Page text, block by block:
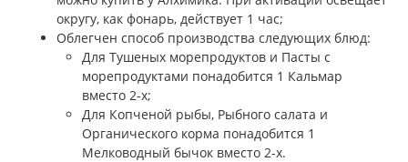
округу, как фонарь, действует 1 час;
Облегчен способ производства следующих блюд:
Для Тушеных морепродуктов и Пасты с
морепродуктами понадобится 1 Кальмар
вместо 2-х;
Для Копченой рыбы, Рыбного салата и
Органического корма понадобится 1
Мелководный бычок вместо 2-х.